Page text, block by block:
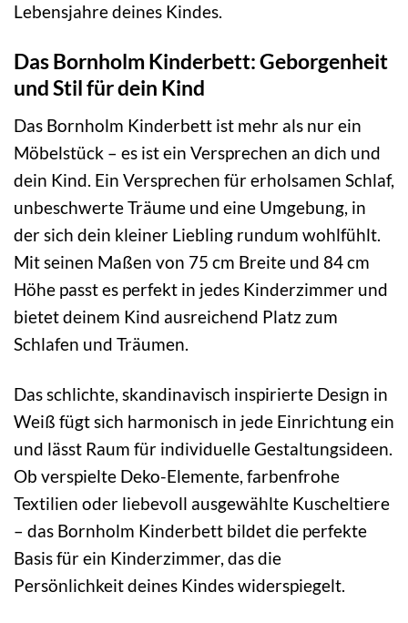
Lebensjahre deines Kindes.
Das Bornholm Kinderbett: Geborgenheit
und Stil für dein Kind
Das Bornholm Kinderbett ist mehr als nur ein
Möbelstück – es ist ein Versprechen an dich und
dein Kind. Ein Versprechen für erholsamen Schlaf,
unbeschwerte Träume und eine Umgebung, in
der sich dein kleiner Liebling rundum wohlfühlt.
Mit seinen Maßen von 75 cm Breite und 84 cm
Höhe passt es perfekt in jedes Kinderzimmer und
bietet deinem Kind ausreichend Platz zum
Schlafen und Träumen.
Das schlichte, skandinavisch inspirierte Design in
Weiß fügt sich harmonisch in jede Einrichtung ein
und lässt Raum für individuelle Gestaltungsideen.
Ob verspielte Deko-Elemente, farbenfrohe
Textilien oder liebevoll ausgewählte Kuscheltiere
– das Bornholm Kinderbett bildet die perfekte
Basis für ein Kinderzimmer, das die
Persönlichkeit deines Kindes widerspiegelt.